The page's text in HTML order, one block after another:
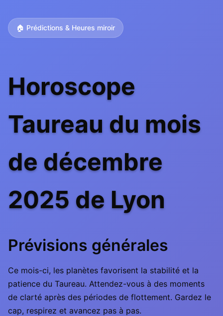
🏠 Prédictions & Heures miroir
Horoscope
Taureau du mois
de décembre
2025 de Lyon
Prévisions générales
Ce mois-ci, les planètes favorisent la stabilité et la
patience du Taureau. Attendez-vous à des moments
de clarté après des périodes de flottement. Gardez le
cap, respirez et avancez pas à pas.